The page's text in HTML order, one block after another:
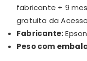
fabricante + 9
gratuita da
Fabricante:Epson
Peso com